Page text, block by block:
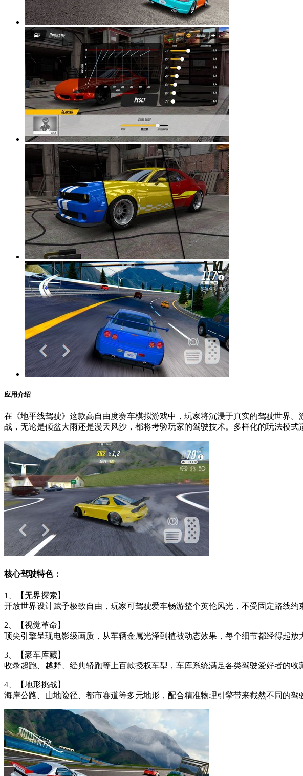
应用介绍
在《地平线驾驶》这款高自由度赛车模拟游戏中，玩家将沉浸于真实的驾驶世界
战，无论是倾盆大雨还是漫天风沙，都将考验玩家的驾驶技术。多样化的玩法模
核心驾驶特色：
1、【无界探索】
开放世界设计赋予极致自由，玩家可驾驶爱车畅游整个英伦风光，不受固定路线约
2、【视觉革命】
顶尖引擎呈现电影级画质，从车辆金属光泽到植被动态效果，每个细节都经得起放
3、【豪车库藏】
收录超跑、越野、经典轿跑等上百款授权车型，车库系统满足各类驾驶爱好者的收
4、【地形挑战】
海岸公路、山地险径、都市赛道等多元地形，配合精准物理引擎带来截然不同的驾